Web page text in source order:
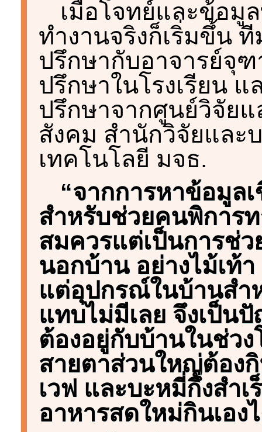
เมื่อโจทย์และข้อมู
ทำงานจริงก็เริ่มขึ้น
ปรึกษากับอาจารย์จุ
ปรึกษาในโรงเรียน
ปรึกษาจากศูนย์วิจัย
สังคม สำนักวิจัยและ
เทคโนโลยี มจธ.
“จากการหาข้อมูล
สำหรับช่วยคนพิการ
สมควรแต่เป็นการช่
นอกบ้าน อย่างไม้เท้
แต่อุปกรณ์ในบ้านสำ
แทบไม่มีเลย จึงเป็น
ต้องอยู่กับบ้านในช่ว
สายตาส่วนใหญ่ต้องกิ
เวฟ และบะหมี่กึ่งสำ
อาหารสดใหม่กินเอง